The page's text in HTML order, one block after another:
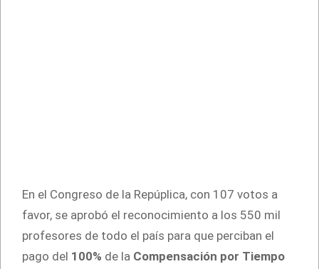
En el Congreso de la Repúplica, con 107 votos a
favor, se aprobó el reconocimiento a los 550 mil
profesores de todo el país para que perciban el
pago del 100% de la Compensación por Tiempo